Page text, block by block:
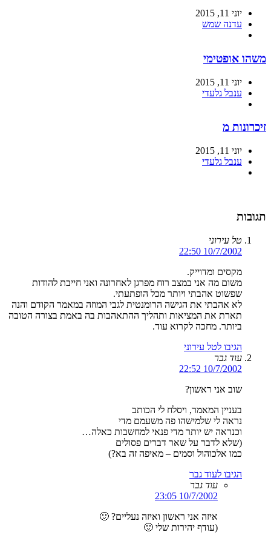
יוני 11, 2015
עדנה שמש
משהו אופטימי
יוני 11, 2015
ענבל גלעדי
זיכרונות מ
יוני 11, 2015
ענבל גלעדי
תגובות
טל עירוני
10/7/2002 22:50
מקסים ומדוייק.
משום מה אני במצב רוח מפרגן לאחרונה ואני חייבת להודות
שפשוט אהבתי ויותר מכל הופתעתי.
לא אהבתי את הגישה הרומנטית לגבי המוזה במאמר הקודם והנה
תארת את המציאות ותהליך ההתאהבות בה באמת בצורה הטובה
ביותר. מחכה לקרוא עוד.
הגיבו לטל עירוני
עוד גבר
10/7/2002 22:52
שוב אני ראשון?
בעניין המאמר, ויסלח לי הכותב
נראה לי שלמישהו פה משעמם מדי
וכנראה יש יותר מדי פנאי למחשבות כאלה…
(שלא לדבר על שאר דברים פסולים
כמו אלכוהול וסמים – מאיפה זה בא?)
הגיבו לעוד גבר
עוד גבר
10/7/2002 23:05
איזה אני ראשון ואיזה נעליים? 🙂
(עודף יהירות שלי 🙂